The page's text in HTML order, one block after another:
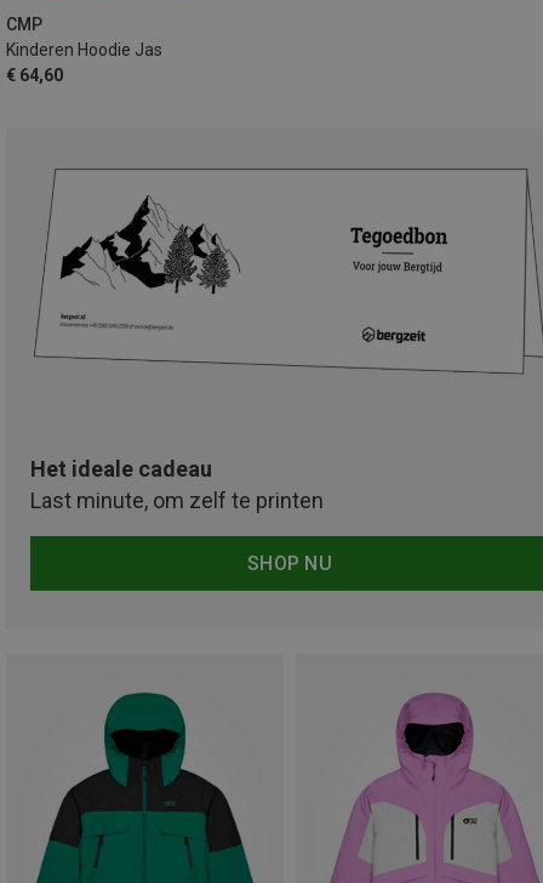
CMP
Kinderen Hoodie Jas
€ 64,60
Het ideale cadeau
Last minute, om zelf te printen
SHOP NU